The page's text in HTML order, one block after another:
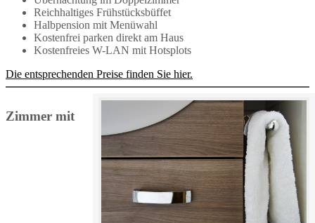
Reichhaltiges Frühstücksbüffet
Halbpension mit Menüwahl
Kostenfrei parken direkt am Haus
Kostenfreies W-LAN mit Hotsplots
Die entsprechenden Preise finden Sie hier.
Zimmer mit